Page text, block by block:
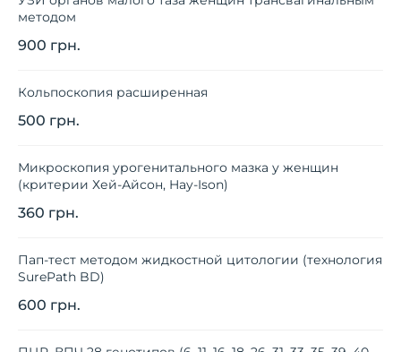
методом
900 грн.
Кольпоскопия расширенная
500 грн.
Микроскопия урогенитального мазка у женщин
(критерии Хей-Айсон, Hay-Ison)
360 грн.
Пап-тест методом жидкостной цитологии (технология
SurePath BD)
600 грн.